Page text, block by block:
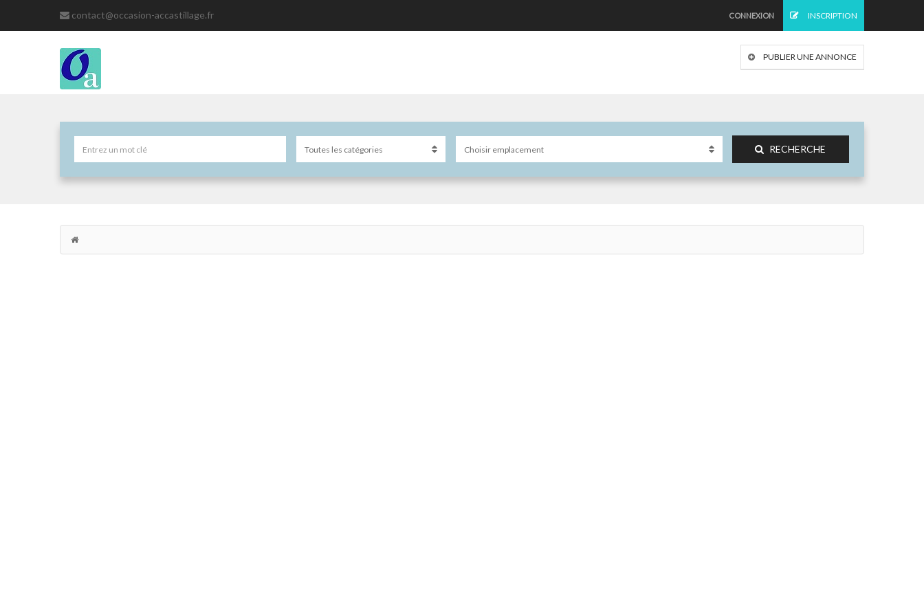
contact@occasion-accastillage.fr CONNEXION INSCRIPTION
PUBLIER UNE ANNONCE
RECHERCHE